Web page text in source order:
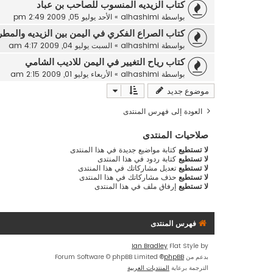
كتاب الزيديه المنسوب للصاحب بن عباد
بواسطة alhashimi
» الأحد يوليو 05, 2009 2:49 pm
كتاب الصراع الفكري في اليمن بين الزيديه
بواسطة alhashimi
» السبت يوليو 04, 2009 4:17 am
كتاب رياح التغيير في اليمن للاديب الشامي
بواسطة alhashimi
» الأربعاء يوليو 01, 2009 2:15 am
موضوع جديد
العودة إلى فهرس المنتدى
صلاحيات المنتدى
لا تستطيع كتابة مواضيع جديدة في هذا المنتدى
لا تستطيع كتابة ردود في هذا المنتدى
لا تستطيع تعديل مشاركاتك في هذا المنتدى
لا تستطيع حذف مشاركاتك في هذا المنتدى
لا تستطيع إرفاق ملف في هذا المنتدى
فهرس المنتدى
Flat Style by
Ian Bradley
بدعم من phpBB
® Forum Software © phpBB Limited
الترجمة برعاية المنتديات العربية